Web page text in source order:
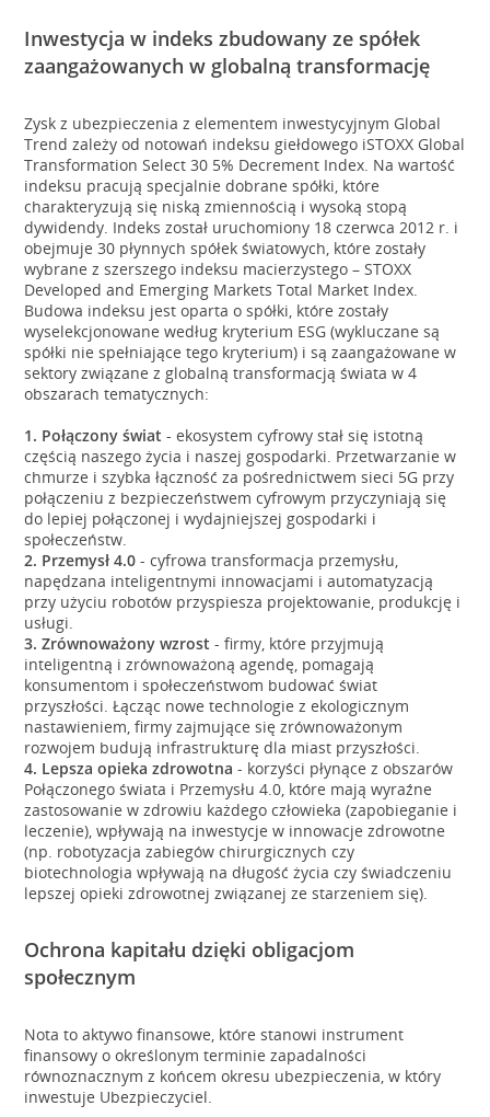
Inwestycja w indeks zbudowany ze spółek
zaangażowanych w globalną transformację
Zysk z ubezpieczenia z elementem inwestycyjnym Global
Trend zależy od notowań indeksu giełdowego iSTOXX Global
Transformation Select 30 5% Decrement Index. Na wartość
indeksu pracują specjalnie dobrane spółki, które
charakteryzują się niską zmiennością i wysoką stopą
dywidendy. Indeks został uruchomiony 18 czerwca 2012 r. i
obejmuje 30 płynnych spółek światowych, które zostały
wybrane z szerszego indeksu macierzystego – STOXX
Developed and Emerging Markets Total Market Index.
Budowa indeksu jest oparta o spółki, które zostały
wyselekcjonowane według kryterium ESG (wykluczane są
spółki nie spełniające tego kryterium) i są zaangażowane w
sektory związane z globalną transformacją świata w 4
obszarach tematycznych:
1. Połączony świat - ekosystem cyfrowy stał się istotną
częścią naszego życia i naszej gospodarki. Przetwarzanie w
chmurze i szybka łączność za pośrednictwem sieci 5G przy
połączeniu z bezpieczeństwem cyfrowym przyczyniają się
do lepiej połączonej i wydajniejszej gospodarki i
społeczeństw.
2. Przemysł 4.0 - cyfrowa transformacja przemysłu,
napędzana inteligentnymi innowacjami i automatyzacją
przy użyciu robotów przyspiesza projektowanie, produkcję i
usługi.
3. Zrównoważony wzrost - firmy, które przyjmują
inteligentną i zrównoważoną agendę, pomagają
konsumentom i społeczeństwom budować świat
przyszłości. Łącząc nowe technologie z ekologicznym
nastawieniem, firmy zajmujące się zrównoważonym
rozwojem budują infrastrukturę dla miast przyszłości.
4. Lepsza opieka zdrowotna - korzyści płynące z obszarów
Połączonego świata i Przemysłu 4.0, które mają wyraźne
zastosowanie w zdrowiu każdego człowieka (zapobieganie i
leczenie), wpływają na inwestycje w innowacje zdrowotne
(np. robotyzacja zabiegów chirurgicznych czy
biotechnologia wpływają na długość życia czy świadczeniu
lepszej opieki zdrowotnej związanej ze starzeniem się).
Ochrona kapitału dzięki obligacjom
społecznym
Nota to aktywo finansowe, które stanowi instrument
finansowy o określonym terminie zapadalności
równoznacznym z końcem okresu ubezpieczenia, w który
inwestuje Ubezpieczyciel.